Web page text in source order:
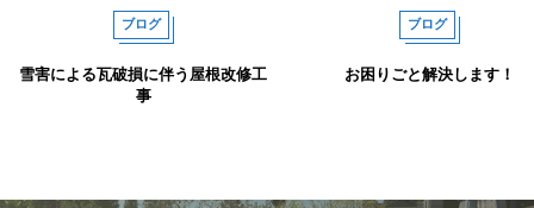
ブログ
雪害による瓦破損に伴う屋根改修工
事
ブログ
お困りごと解決します！